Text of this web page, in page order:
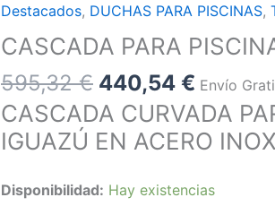
Destacados, DUCHAS PARA PISCINAS,
CASCADA PARA
595,32€
El
precio
original
era:
595,32 €.
440,54 €
El
precio
actual
es:
440,54
Envío
CASCADA CURVADA
IGUAZÚ EN ACERO
Disponibilidad: Hay existencias
CASCADA
PARA
PISCINA
IGUAZU
INOX
cantidad